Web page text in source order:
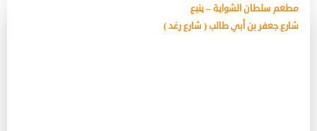
مطعم سلطان الشواية – ينبع
شارع جعفر بن أبي طالب ( شارع رغد )